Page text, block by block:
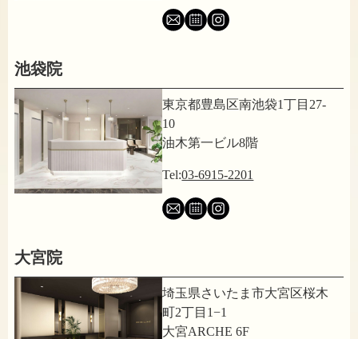
池袋院
東京都豊島区南池袋1丁目27-
10
油木第一ビル8階
Tel:03-6915-2201
大宮院
埼玉県さいたま市大宮区桜木
町2丁目1−1
大宮ARCHE 6F